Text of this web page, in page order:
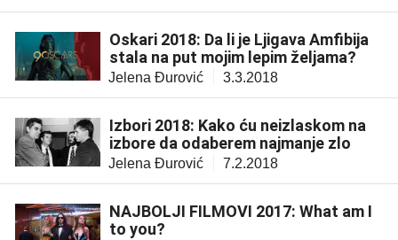
Oskari 2018: Da li je Ljigava Amfibija
stala na put mojim lepim željama?
Jelena Đurović 3.3.2018
Izbori 2018: Kako ću neizlaskom na
izbore da odaberem najmanje zlo
Jelena Đurović 7.2.2018
NAJBOLJI FILMOVI 2017: What am I
to you?